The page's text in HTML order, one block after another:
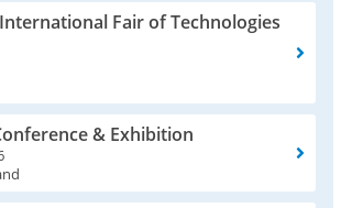
Fair of Technologies
& Exhibition